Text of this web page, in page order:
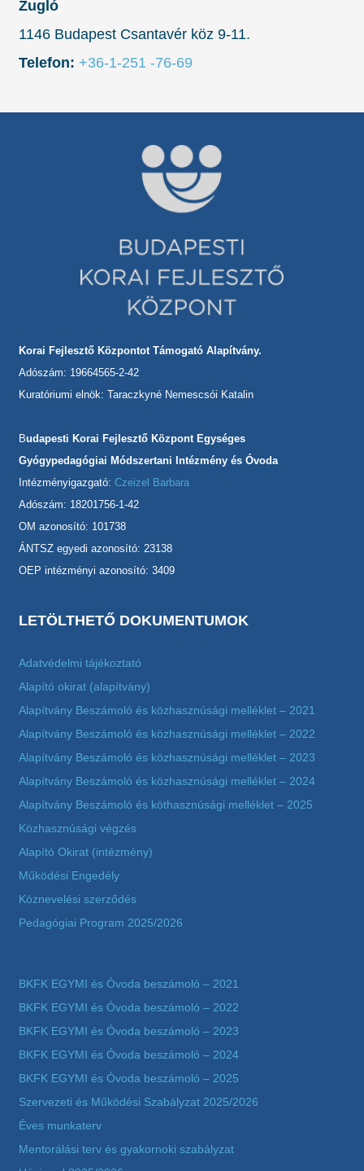
Zugló
1146 Budapest Csantavér köz 9-11.
Telefon: +36-1-251 -76-69
Korai Fejlesztő Központot Támogató Alapítvány.
Adószám: 19664565-2-42
Kuratóriumi elnök: Taraczkyné Nemescsói Katalin
Budapesti Korai Fejlesztő Központ Egységes
Gyógypedagógiai Módszertani Intézmény és Óvoda
Intézményigazgató: Czeizel Barbara
Adószám: 18201756-1-42
OM azonosító: 101738
ÁNTSZ egyedi azonosító: 23138
OEP intézményi azonosító: 3409
LETÖLTHETŐ DOKUMENTUMOK
Adatvédelmi tájékoztató
Alapító okirat (alapítvány)
Alapítvány Beszámoló és közhasznúsági melléklet – 2021
Alapítvány Beszámoló és közhasznúsági melléklet – 2022
Alapítvány Beszámoló és közhasznúsági melléklet – 2023
Alapítvány Beszámoló és közhasznúsági melléklet – 2024
Alapítvány Beszámoló és köthasznúsági melléklet – 2025
Közhasznúsági végzés
Alapító Okirat (intézmény)
Működési Engedély
Köznevelési szerződés
Pedagógiai Program 2025/2026
BKFK EGYMI és Óvoda beszámoló – 2021
BKFK EGYMI és Óvoda beszámoló – 2022
BKFK EGYMI és Óvoda beszámoló – 2023
BKFK EGYMI és Óvoda beszámoló – 2024
BKFK EGYMI és Óvoda beszámoló – 2025
Szervezeti és Működési Szabályzat 2025/2026
Éves munkaterv
Mentorálási terv és gyakornoki szabályzat